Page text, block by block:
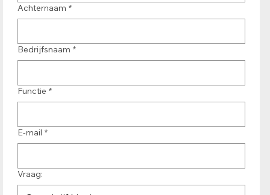
Achternaam *
Bedrijfsnaam *
Functie *
E-mail *
Vraag: